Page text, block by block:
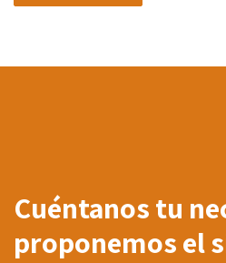
Cuéntanos tu
proponemos el